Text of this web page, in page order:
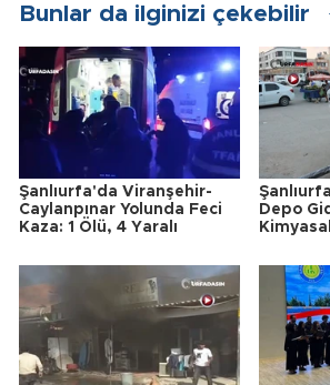
Bunlar da ilginizi çekebilir
Şanlıurfa'da Viranşehir-
Caylanpınar Yolunda Feci
Kaza: 1 Ölü, 4 Yaralı
Depo